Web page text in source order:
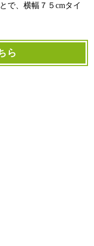
で、横幅７５cmタイ
ら